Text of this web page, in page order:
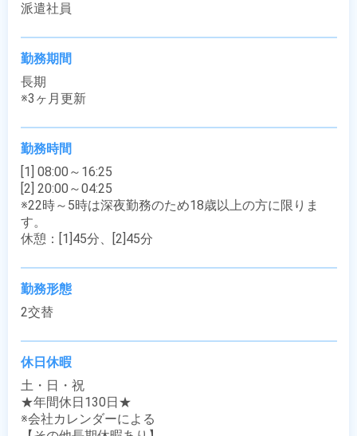
派遣社員
勤務期間
長期
※3ヶ月更新
勤務時間
[1] 08:00～16:25
[2] 20:00～04:25
※22時～5時は深夜勤務のため18歳以上の方に限りま
す。
休憩：[1]45分、[2]45分
勤務形態
2交替
休日休暇
土・日・祝
★年間休日130日★
※会社カレンダーによる